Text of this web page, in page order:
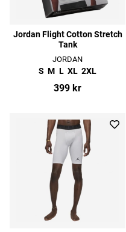
Jordan Flight Cotton Stretch
Tank
JORDAN
S M L XL 2XL
399 kr